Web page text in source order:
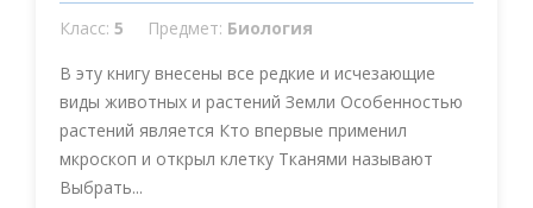
Класс: 5 Предмет: Биология
В эту книгу внесены все редкие и исчезающие
виды животных и растений Земли Особенностью
растений является Кто впервые применил
мкроскоп и открыл клетку Тканями называют
Выбрать...